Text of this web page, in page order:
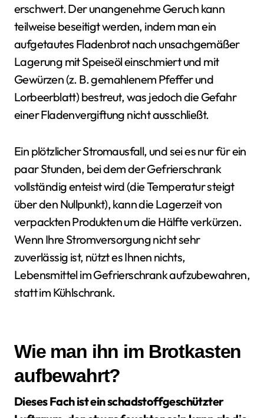
erschwert. Der unangenehme Geruch kann
teilweise beseitigt werden, indem man ein
aufgetautes Fladenbrot nach unsachgemäßer
Lagerung mit Speiseöl einschmiert und mit
Gewürzen (z. B. gemahlenem Pfeffer und
Lorbeerblatt) bestreut, was jedoch die Gefahr
einer Fladenvergiftung nicht ausschließt.
Ein plötzlicher Stromausfall, und sei es nur für ein
paar Stunden, bei dem der Gefrierschrank
vollständig enteist wird (die Temperatur steigt
über den Nullpunkt), kann die Lagerzeit von
verpackten Produkten um die Hälfte verkürzen.
Wenn Ihre Stromversorgung nicht sehr
zuverlässig ist, nützt es Ihnen nichts,
Lebensmittel im Gefrierschrank aufzubewahren,
statt im Kühlschrank.
Wie man ihn im Brotkasten
aufbewahrt?
Dieses Fach ist ein schadstoffgeschützter